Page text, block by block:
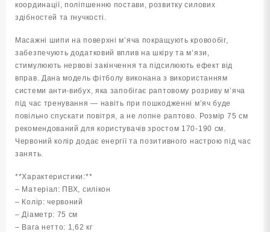
координації, поліпшенню постави, розвитку силових
здібностей та гнучкості.
Масажні шипи на поверхні м’яча покращують кровообіг,
забезпечують додатковий вплив на шкіру та м’язи,
стимулюють нервові закінчення та підсилюють ефект від
вправ. Дана модель фітболу виконана з використанням
системи анти-вибух, яка запобігає раптовому розриву м’яча
під час тренування — навіть при пошкодженні м’яч буде
повільно спускати повітря, а не лопне раптово. Розмір 75 см
рекомендований для користувачів зростом 170-190 см.
Червоний колір додає енергії та позитивного настрою під час
занять.
**Характеристики:**
– Матеріал: ПВХ, силікон
– Колір: червоний
– Діаметр: 75 см
– Вага нетто: 1,62 кг